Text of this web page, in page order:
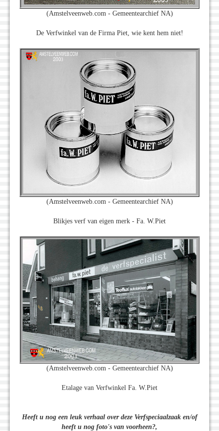
(Amstelveenweb.com - Gemeentearchief NA)
De Verfwinkel van de Firma Piet, wie kent hem niet!
(Amstelveenweb.com - Gemeentearchief NA)
Blikjes verf van eigen merk - Fa. W.Piet
(Amstelveenweb.com - Gemeentearchief NA)
Etalage van Verfwinkel Fa. W.Piet
Heeft u nog een leuk verhaal over deze Verfspeciaalzaak en/of
heeft u nog foto's van voorheen?,